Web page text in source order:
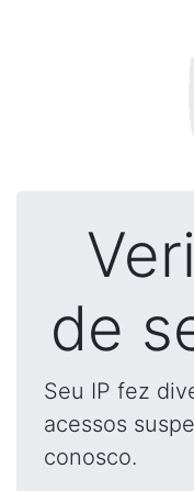
de
Seu IP fez
acessos
conosco.